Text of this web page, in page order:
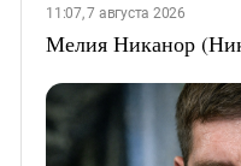
11:07, 7 августа 2026
Мелия Никанор